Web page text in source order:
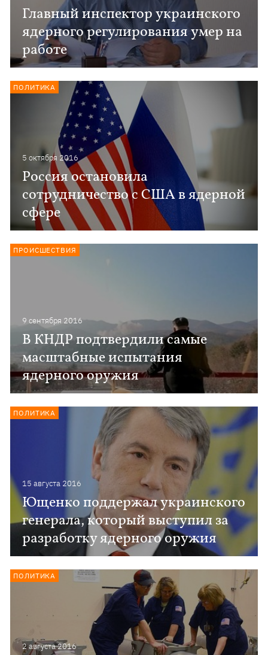
Главный инспектор украинского
ядерного регулирования умер на
работе
5 октября 2016
Россия остановила
сотрудничество с США в ядерной
сфере
ПОЛИТИКА
9 сентября 2016
В КНДР подтвердили самые
масштабные испытания
ядерного оружия
ПРОИСШЕСТВИЯ
15 августа 2016
Ющенко поддержал украинского
генерала, который выступил за
разработку ядерного оружия
ПОЛИТИКА
2 августа 2016
ПОЛИТИКА